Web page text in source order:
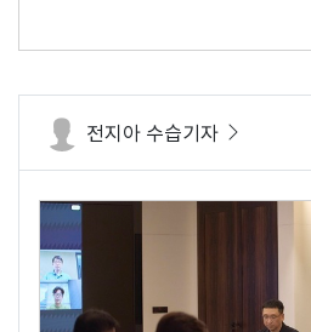
전지아 수습기자